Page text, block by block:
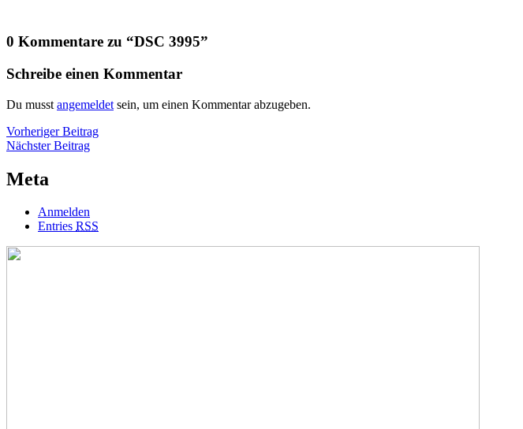
0 Kommentare zu “DSC 3995”
Schreibe einen Kommentar
Du musst angemeldet sein, um einen Kommentar abzugeben.
Beitragsnavigation
Vorheriger BeitragVorheriger
Nächster BeitragNächster
Meta
Anmelden
Entries RSS